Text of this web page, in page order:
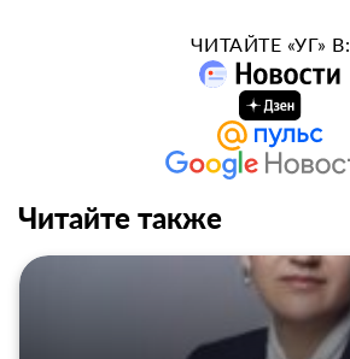
ЧИТАЙТЕ «УГ» В:
Читайте также